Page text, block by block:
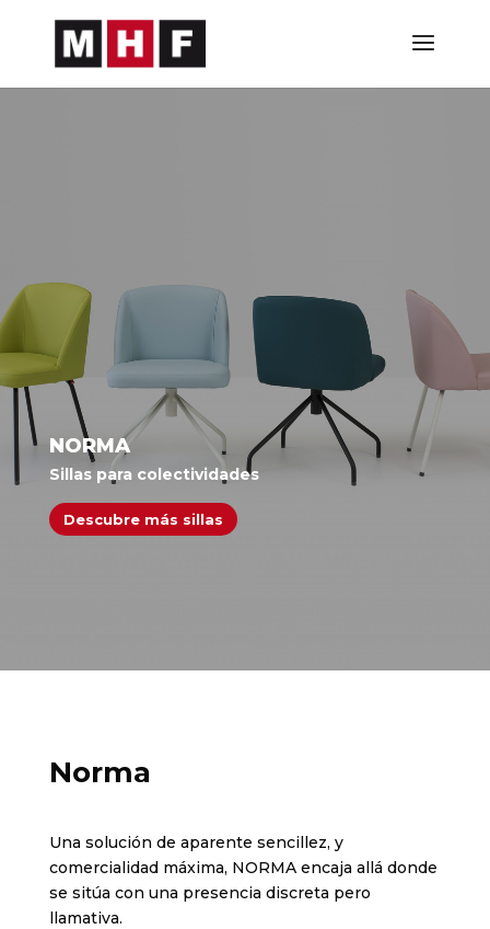
NORMA
Sillas para colectividades
Descubre más sillas
Norma
Una solución de aparente sencillez, y
comercialidad máxima, NORMA encaja allá donde
se sitúa con una presencia discreta pero
llamativa.